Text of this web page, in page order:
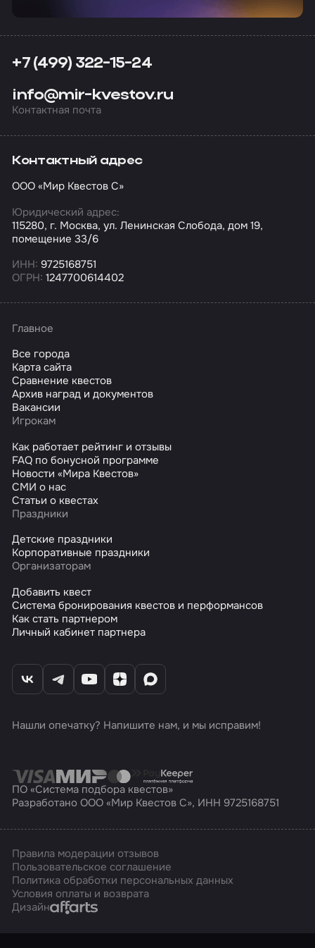
+7 (499) 322-15-24
info@mir-kvestov.ru
Контактная почта
Контактный адрес
ООО «Мир Квестов С»
Юридический адрес:
115280, г. Москва, ул. Ленинская Слобода, дом 19,
помещение 33/6
ИНН: 9725168751
ОГРН: 1247700614402
Главное
Все города
Карта сайта
Сравнение квестов
Архив наград и документов
Вакансии
Игрокам
Как работает рейтинг и отзывы
FAQ по бонусной программе
Новости «Мира Квестов»
СМИ о нас
Статьи о квестах
Праздники
Детские праздники
Корпоративные праздники
Организаторам
Добавить квест
Система бронирования квестов и перформансов
Как стать партнером
Личный кабинет партнера
Нашли опечатку? Напишите нам, и мы исправим!
ПО «Система подбора квестов»
Разработано ООО «Мир Квестов С», ИНН 9725168751
Правила модерации отзывов
Пользовательское соглашение
Политика обработки персональных данных
Условия оплаты и возврата
ДизайнAffarts